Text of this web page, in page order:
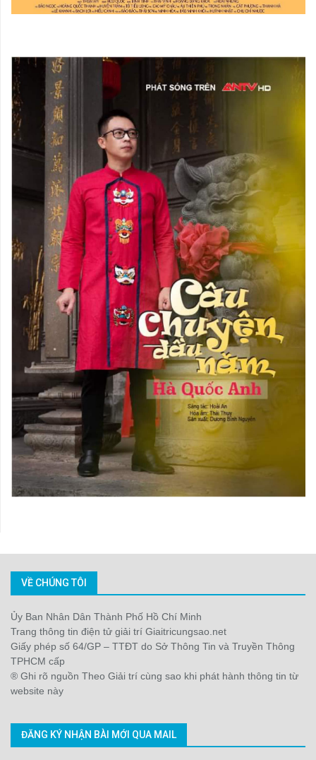
VỀ CHÚNG TÔI
Ủy Ban Nhân Dân Thành Phố Hồ Chí Minh
Trang thông tin điện tử giải trí Giaitricungsao.net
Giấy phép số 64/GP – TTĐT do Sở Thông Tin và Truyền Thông
TPHCM cấp
® Ghi rõ nguồn Theo Giải trí cùng sao khi phát hành thông tin từ
website này
ĐĂNG KÝ NHẬN BÀI MỚI QUA MAIL